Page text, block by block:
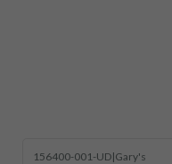
156400-001-UD|Gary's